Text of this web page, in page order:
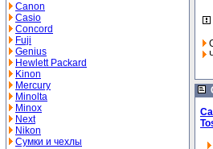
Canon
Casio
Concord
Fuji
Genius
Hewlett Packard
Kinon
Mercury
Minolta
Minox
Next
Nikon
Сумки и чехлы